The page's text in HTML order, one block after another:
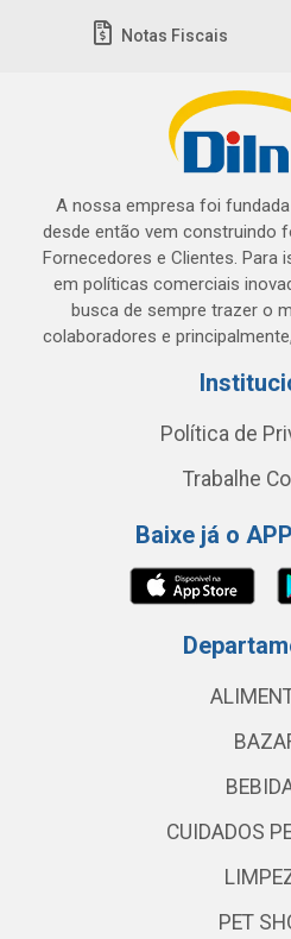
Notas Fiscais
A nossa empresa foi
desde então vem construindo
Fornecedores e Clientes. Para
em políticas comerciais
busca de sempre trazer o
colaboradores e
Política de
Trabalhe
Baixe já o
CUIDADOS
PET